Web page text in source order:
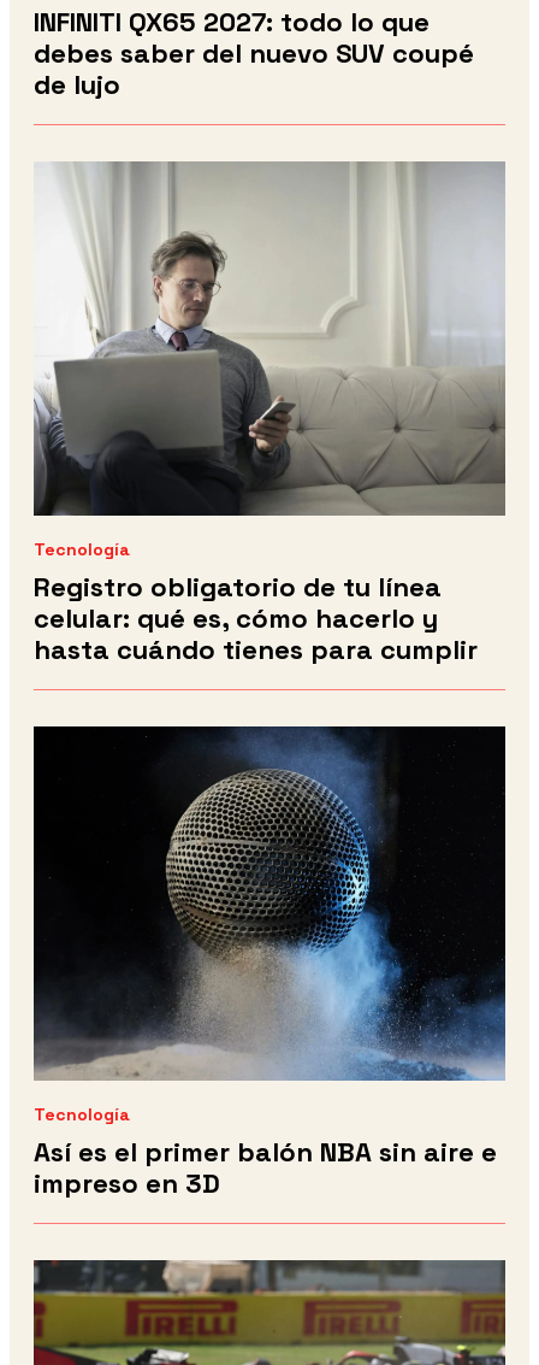
INFINITI QX65 2027: todo lo que
debes saber del nuevo SUV coupé
de lujo
Tecnología
Registro obligatorio de tu línea
celular: qué es, cómo hacerlo y
hasta cuándo tienes para cumplir
Tecnología
Así es el primer balón NBA sin aire e
impreso en 3D